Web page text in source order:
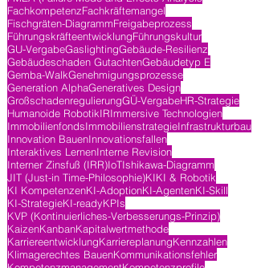
FachkompetenzFachkräftemangel
Fischgräten-DiagrammFreigabeprozess
FührungskräfteentwicklungFührungskultur
GU-VergabeGaslightingGebäude-Resilienz
Gebäudeschaden GutachtenGebäudetyp E
Gemba-WalkGenehmigungsprozesse
Generation AlphaGeneratives Design
GroßschadenregulierungGÜ-VergabeHR-Strategie
Humanoide RobotikIRImmersive Technologien
ImmobilienfondsImmobilienstrategieInfrastrukturbau
Innovation BauenInnovationsfallen
Interaktives LernenInterne Revision
Interner Zinsfuß (IRR)IoTIshikawa-Diagramm
JIT (Just-in Time-Philosophie)KIKI & Robotik
KI KompetenzenKI-AdoptionKI-AgentenKI-Skill
KI-StrategieKI-readyKPIs
KVP (Kontinuierliches-Verbesserungs-Prinzip)
KaizenKanbanKapitalwertmethode
KarriereentwicklungKarriereplanungKennzahlen
Klimagerechtes BauenKommunikationsfehler